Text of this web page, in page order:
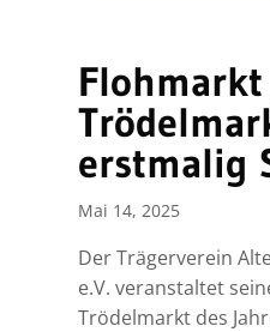
erstmalig
Mai 14, 2025
Der Trägerverein
e.V. veranstaltet
Trödelmarkt des